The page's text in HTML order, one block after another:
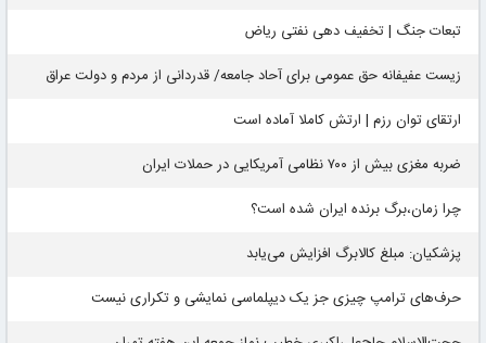
تبعات جنگ | تخفیف دهی نفتی ریاض
زیست عفیفانه حق عمومی برای آحاد جامعه/ قدردانی از مردم و دولت عراق
ارتقای توان رزم | ارتش کاملا آماده است
ضربه مغزی بیش از ۷۰۰ نظامی آمریکایی در حملات ایران
چرا زمان،برگ برنده ایران شده است؟
پزشکیان: مبلغ کالابرگ افزایش می‌یابد
حرف‌های ترامپ چیزی جز یک دیپلماسی نمایشی و تکراری نیست